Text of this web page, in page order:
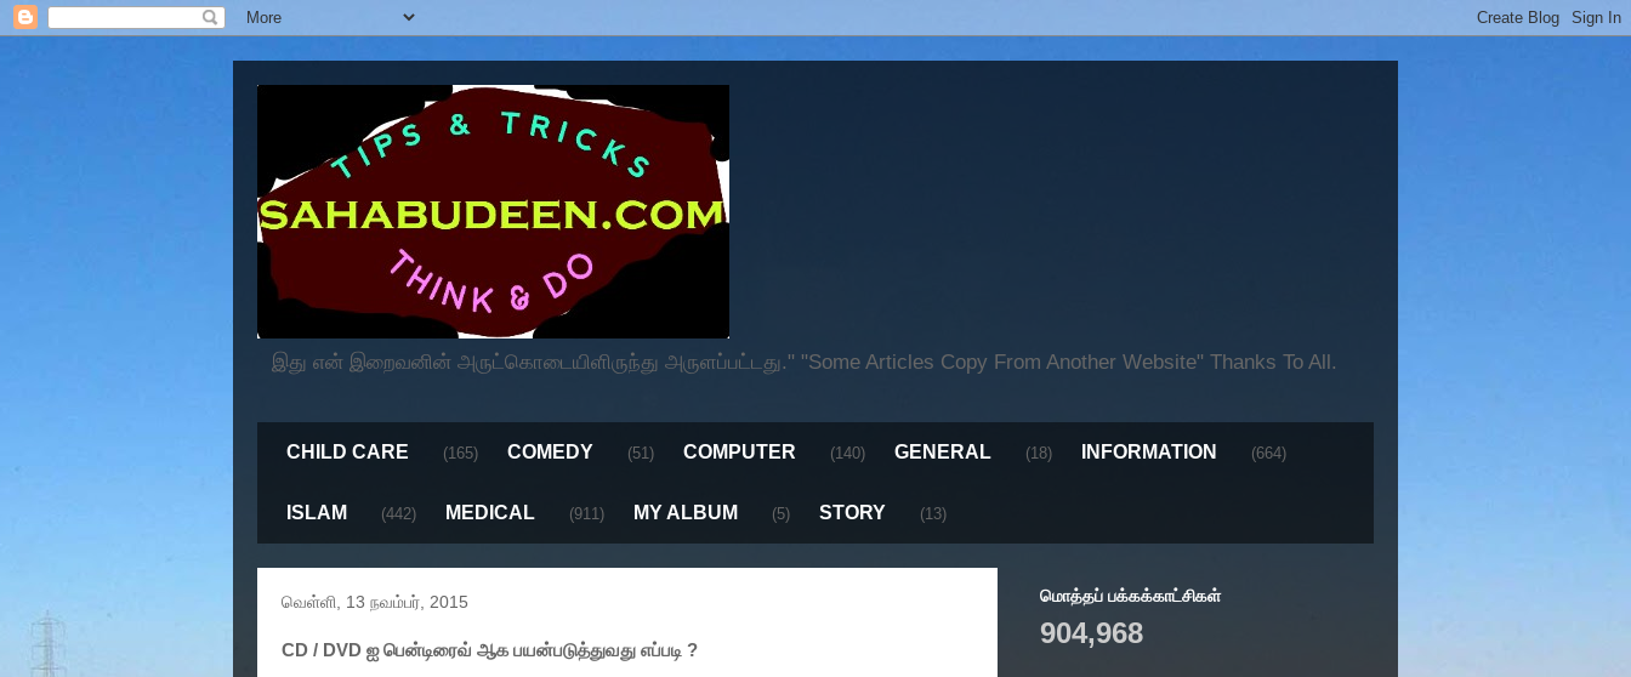
இது என் இறைவனின் அருட்கொடையிளிருந்து அருளப்பட்டது." "Some Articles Copy From Another Website" Thanks To All.
CHILD CARE (165) COMEDY (51) COMPUTER (140) GENERAL (18) INFORMATION (664)
ISLAM (442) MEDICAL (911) MY ALBUM (5) STORY (13)
வெள்ளி, 13 நவம்பர், 2015
CD / DVD ஐ பென்டிரைவ் ஆக பயன்படுத்துவது எப்படி ?
மொத்தப் பக்கக்காட்சிகள்
904,968